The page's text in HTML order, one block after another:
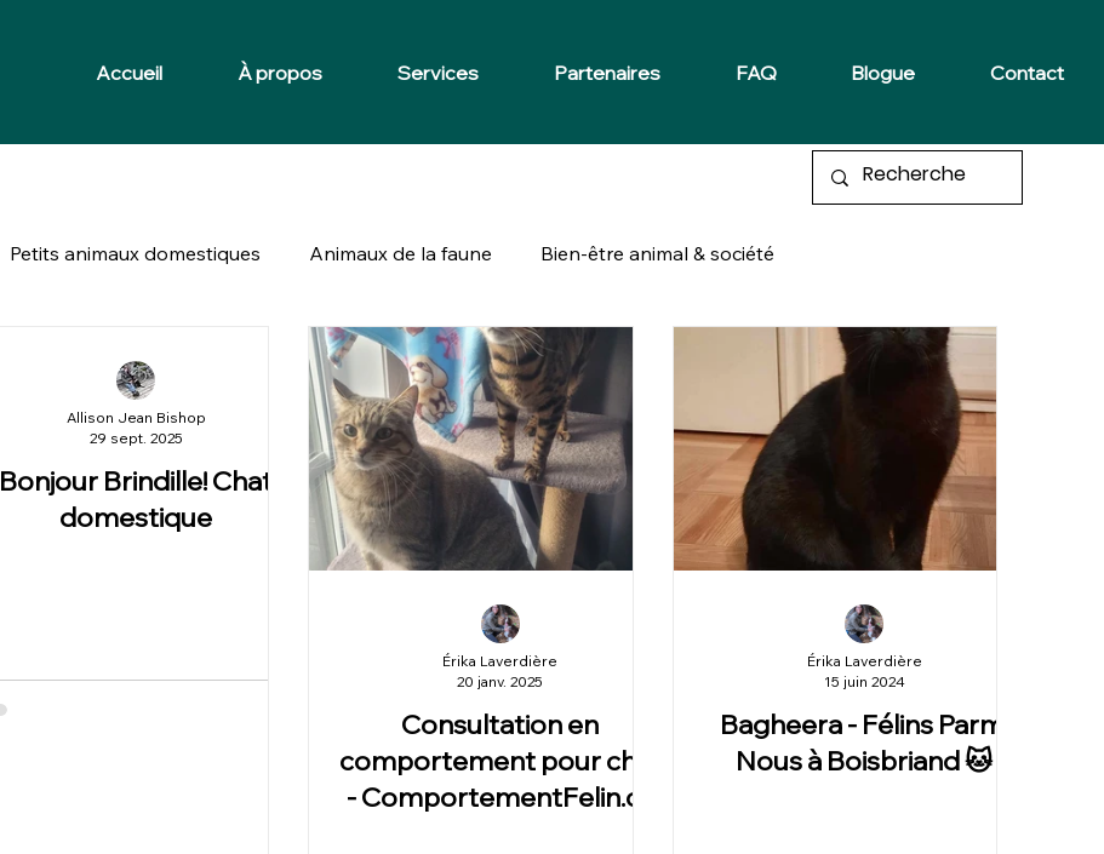
Accueil À propos Services Partenaires FAQ Blogue Contact
Petits animaux domestiques Animaux de la faune Bien-être animal & société
Bonjour Brindille! Chat
domestique
Allison Jean Bishop
29 sept. 2025
Consultation en
comportement pour chat
- ComportementFelin.ca
Érika Laverdière
20 janv. 2025
Bagheera - Félins Parmi
Nous à Boisbriand 🐱
Érika Laverdière
15 juin 2024